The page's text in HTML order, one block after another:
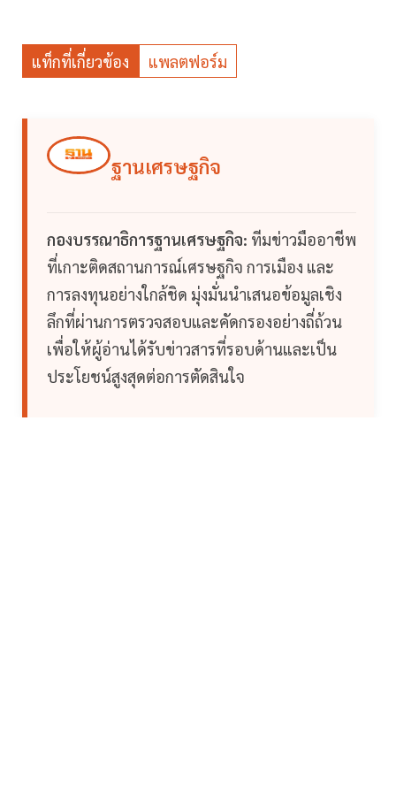
แท็กที่เกี่ยวข้อง แพลตฟอร์ม
ฐานเศรษฐกิจ
กองบรรณาธิการฐานเศรษฐกิจ: ทีมข่าวมืออาชีพ
ที่เกาะติดสถานการณ์เศรษฐกิจ การเมือง และ
การลงทุนอย่างใกล้ชิด มุ่งมั่นนำเสนอข้อมูลเชิง
ลึกที่ผ่านการตรวจสอบและคัดกรองอย่างถี่ถ้วน
เพื่อให้ผู้อ่านได้รับข่าวสารที่รอบด้านและเป็น
ประโยชน์สูงสุดต่อการตัดสินใจ